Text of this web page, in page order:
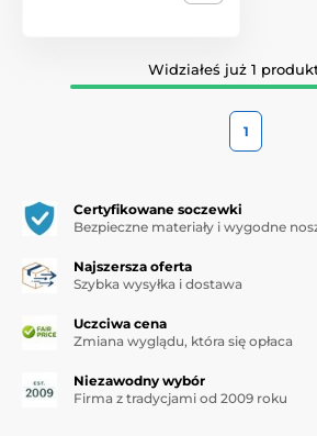
Widziałeś już 1
1
Certyfikowane soczewki
Bezpieczne materiały i wygodne
Najszersza oferta
Szybka wysyłka i dostawa
Uczciwa cena
Zmiana wyglądu, która się opłaca
Niezawodny wybór
Firma z tradycjami od 2009 roku